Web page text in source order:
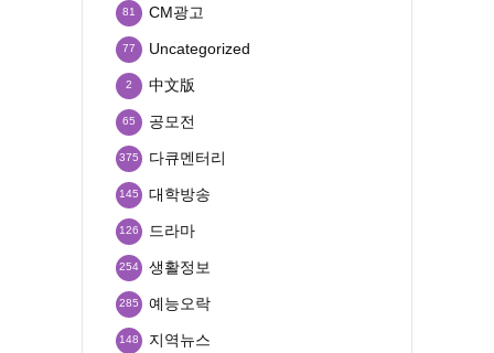
CM광고
81
Uncategorized
77
中文版
2
공모전
65
다큐멘터리
375
대학방송
145
드라마
126
생활정보
254
예능오락
285
지역뉴스
148